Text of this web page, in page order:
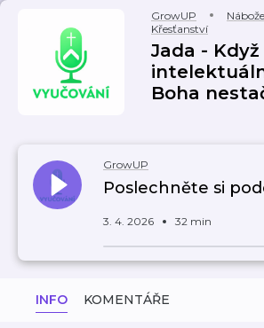
GrowUP
Křesťanství
Jada - Když
Boha
GrowUP
Poslechněte si
3. 4. 2026 32 min
INFO KOMENTÁŘE